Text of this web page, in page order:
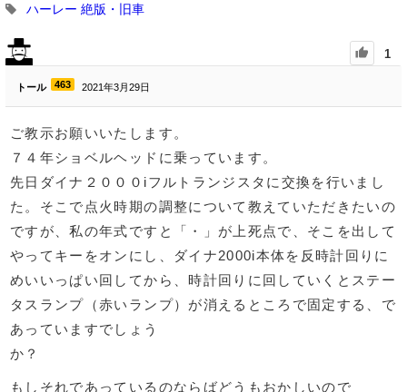
ハーレー 絶版・旧車
1
トール 463 2021年3月29日
ご教示お願いいたします。
７４年ショベルヘッドに乗っています。
先日ダイナ２０００iフルトランジスタに交換を行いまし
た。そこで点火時期の調整について教えていただきたいの
ですが、私の年式ですと「・」が上死点で、そこを出して
やってキーをオンにし、ダイナ2000i本体を反時計回りに
めいいっぱい回してから、時計回りに回していくとステー
タスランプ（赤いランプ）が消えるところで固定する、で
あっていますでしょう
か？
もしそれであっているのならばどうもおかしいので